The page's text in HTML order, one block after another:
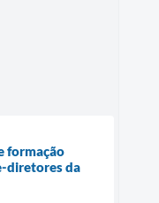
formação
diretores da